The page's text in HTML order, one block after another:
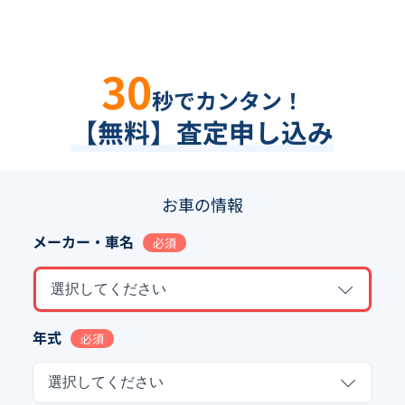
30秒でカンタン！
【無料】査定申し込み
お車の情報
メーカー・車名 必須
選択してください
年式 必須
選択してください